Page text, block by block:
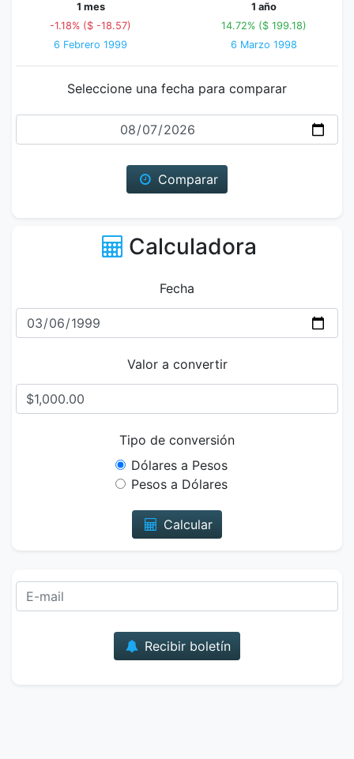
1 mes
-1.18% ($ -18.57)
6 Febrero 1999
1 año
14.72% ($ 199.18)
6 Marzo 1998
Seleccione una fecha para comparar
Fecha
Comparar
Calculadora
Fecha
Valor a convertir
Tipo de conversión
Dólares a Pesos
Pesos a Dólares
Calcular
Recibir boletín